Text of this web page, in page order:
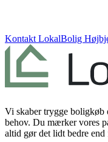
Kontakt LokalBolig
Vi skaber trygge boligkøb
behov. Du mærker vores
altid gør det lidt bedre end